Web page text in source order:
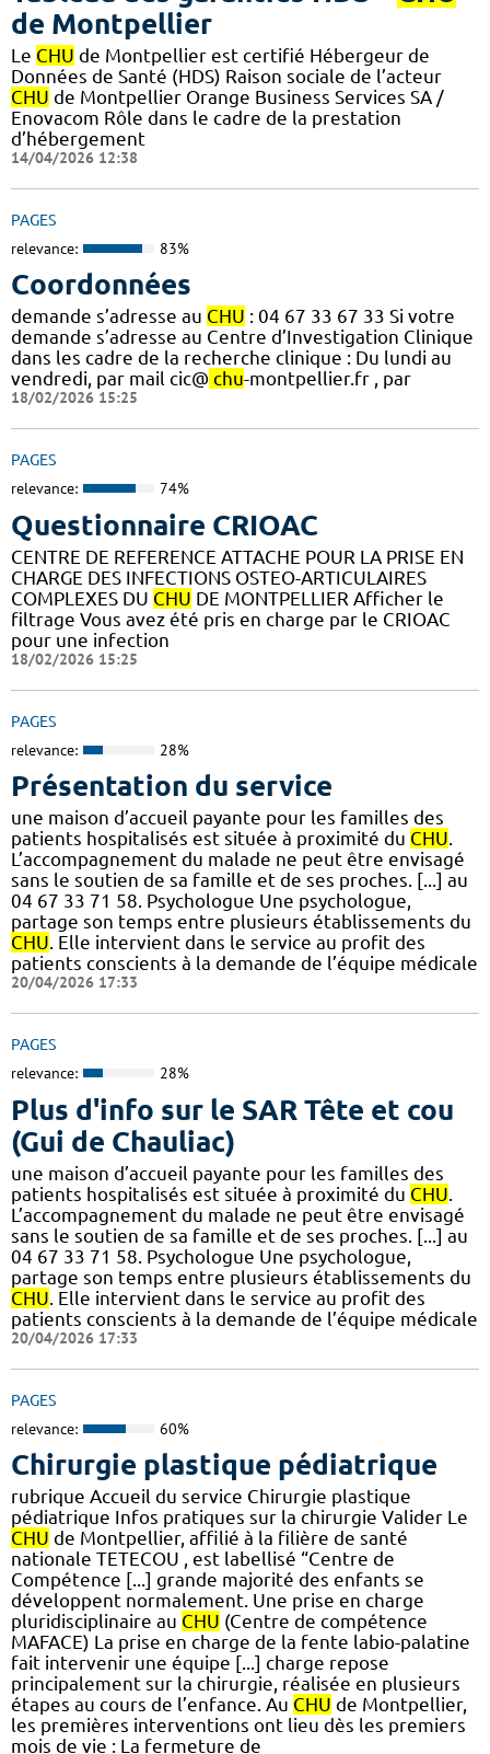
de Montpellier
Le CHU de Montpellier est certifié Hébergeur de
Données de Santé (HDS) Raison sociale de l’acteur
CHU de Montpellier Orange Business Services SA /
Enovacom Rôle dans le cadre de la prestation
d’hébergement
14/04/2026 12:38
PAGES
relevance: 83%
Coordonnées
demande s’adresse au CHU : 04 67 33 67 33 Si votre
demande s’adresse au Centre d’Investigation Clinique
dans les cadre de la recherche clinique : Du lundi au
vendredi, par mail cic@ chu-montpellier.fr , par
18/02/2026 15:25
PAGES
relevance: 74%
Questionnaire CRIOAC
CENTRE DE REFERENCE ATTACHE POUR LA PRISE EN
CHARGE DES INFECTIONS OSTEO-ARTICULAIRES
COMPLEXES DU CHU DE MONTPELLIER Afficher le
filtrage Vous avez été pris en charge par le CRIOAC
pour une infection
18/02/2026 15:25
PAGES
relevance: 28%
Présentation du service
une maison d’accueil payante pour les familles des
patients hospitalisés est située à proximité du CHU.
L’accompagnement du malade ne peut être envisagé
sans le soutien de sa famille et de ses proches. [...] au
04 67 33 71 58. Psychologue Une psychologue,
partage son temps entre plusieurs établissements du
CHU. Elle intervient dans le service au profit des
patients conscients à la demande de l’équipe médicale
20/04/2026 17:33
PAGES
relevance: 28%
Plus d'info sur le SAR Tête et cou
(Gui de Chauliac)
une maison d’accueil payante pour les familles des
patients hospitalisés est située à proximité du CHU
L’accompagnement du malade ne peut être envisagé
sans le soutien de sa famille et de ses proches. [...] au
04 67 33 71 58. Psychologue Une psychologue,
partage son temps entre plusieurs établissements du
CHU . Elle intervient dans le service au profit des
patients conscients à la demande de l’équipe médicale
20/04/2026 17:33
PAGES
relevance: 60%
Chirurgie plastique pédiatrique
rubrique Accueil du service Chirurgie plastique
pédiatrique Infos pratiques sur la chirurgie Valider Le
CHU de Montpellier, affilié à la filière de santé
nationale TETECOU , est labellisé “Centre de
Compétence [...] grande majorité des enfants se
développent normalement. Une prise en charge
pluridisciplinaire au CHU (Centre de compétence
MAFACE) La prise en charge de la fente labio-palatine
fait intervenir une équipe [...] charge repose
principalement sur la chirurgie, réalisée en plusieurs
étapes au cours de l’enfance. Au CHU de Montpellier,
les premières interventions ont lieu dès les premiers
mois de vie : La fermeture de